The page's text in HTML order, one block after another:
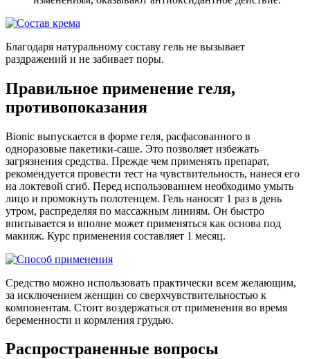
Благодаря натуральному составу гель не вызывает
раздражений и не забивает поры.
Правильное применение геля,
противопоказания
Bionic выпускается в форме геля, расфасованного в
одноразовые пакетики-саше. Это позволяет избежать
загрязнения средства. Прежде чем применять препарат,
рекомендуется провести тест на чувствительность, нанеся его
на локтевой сгиб. Перед использованием необходимо умыть
лицо и промокнуть полотенцем. Гель наносят 1 раз в день
утром, распределяя по массажным линиям. Он быстро
впитывается и вполне может применяться как основа под
макияж. Курс применения составляет 1 месяц.
Средство можно использовать практически всем желающим,
за исключением женщин со сверхчувствительностью к
компонентам. Стоит воздержаться от применения во время
беременности и кормления грудью.
Распространенные вопросы